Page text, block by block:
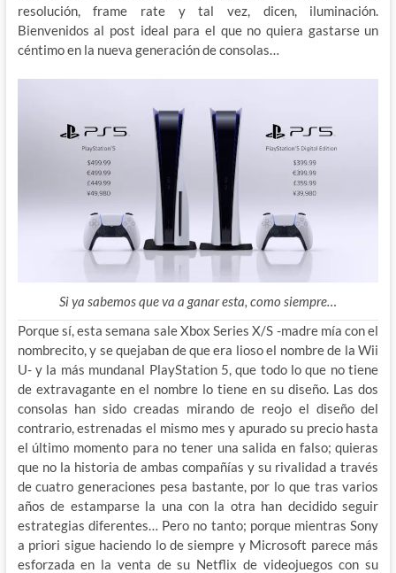
resolución, frame rate y tal vez, dicen, iluminación.
Bienvenidos al post ideal para el que no quiera gastarse un
céntimo en la nueva generación de consolas…
Si ya sabemos que va a ganar esta, como siempre…
Porque sí, esta semana sale Xbox Series X/S -madre mía con el
nombrecito, y se quejaban de que era lioso el nombre de la Wii
U- y la más mundanal PlayStation 5, que todo lo que no tiene
de extravagante en el nombre lo tiene en su diseño. Las dos
consolas han sido creadas mirando de reojo el diseño del
contrario, estrenadas el mismo mes y apurado su precio hasta
el último momento para no tener una salida en falso; quieras
que no la historia de ambas compañías y su rivalidad a través
de cuatro generaciones pesa bastante, por lo que tras varios
años de estamparse la una con la otra han decidido seguir
estrategias diferentes… Pero no tanto; porque mientras Sony
a priori sigue haciendo lo de siempre y Microsoft parece más
esforzada en la venta de su Netflix de videojuegos con su